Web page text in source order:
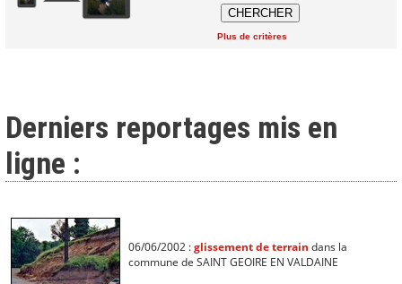
Plus de critères
Derniers reportages mis en
ligne :
06/06/2002 :glissement de terrain dans la
commune de SAINT GEOIRE EN VALDAINE